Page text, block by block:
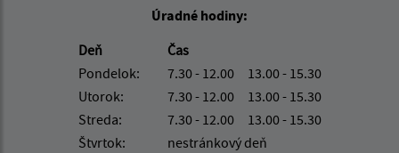
Úradné hodiny:
Deň
Čas
Pondelok:
7.30 - 12.00 13.00 - 15.30
Utorok:
7.30 - 12.00 13.00 - 15.30
Streda:
7.30 - 12.00 13.00 - 15.30
Štvrtok:
nestránkový deň